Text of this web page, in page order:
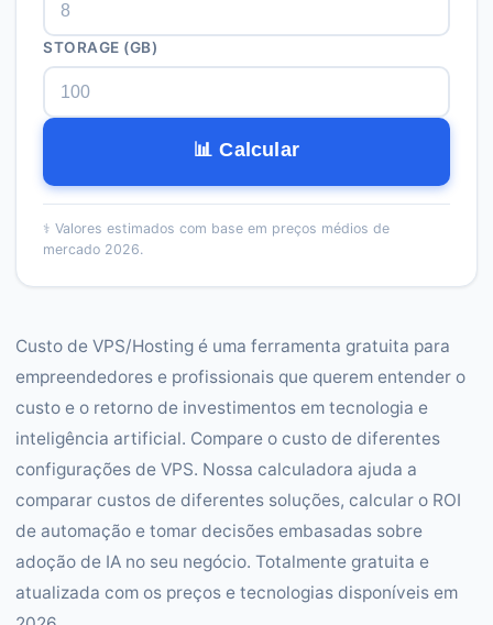
STORAGE (GB)
📊 Calcular
⚕️ Valores estimados com base em preços médios de
mercado 2026.
Custo de VPS/Hosting é uma ferramenta gratuita para
empreendedores e profissionais que querem entender o
custo e o retorno de investimentos em tecnologia e
inteligência artificial. Compare o custo de diferentes
configurações de VPS. Nossa calculadora ajuda a
comparar custos de diferentes soluções, calcular o ROI
de automação e tomar decisões embasadas sobre
adoção de IA no seu negócio. Totalmente gratuita e
atualizada com os preços e tecnologias disponíveis em